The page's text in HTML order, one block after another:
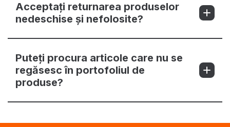
Acceptați returnarea produselor
nedeschise și nefolosite?
Puteți procura articole care nu se
regăsesc în portofoliul de
produse?